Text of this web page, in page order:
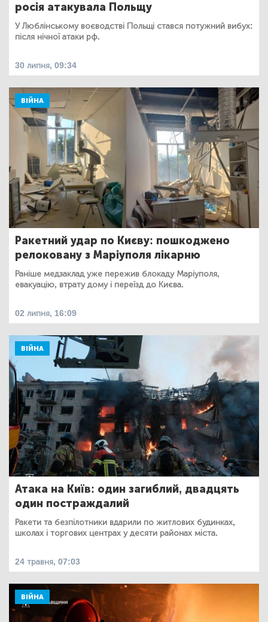
росія атакувала Польщу
У Люблінському воєводстві Польщі стався потужний вибух:
після нічної атаки рф.
30 липня, 09:34
ВІЙНА
Ракетний удар по Києву: пошкоджено
релоковану з Маріуполя лікарню
Раніше медзаклад уже пережив блокаду Маріуполя,
евакуацію, втрату дому і переїзд до Києва.
02 липня, 16:09
ВІЙНА
Атака на Київ: один загиблий, двадцять
один постраждалий
Ракети та безпілотники вдарили по житлових будинках,
школах і торгових центрах у десяти районах міста.
24 травня, 07:03
ВІЙНА